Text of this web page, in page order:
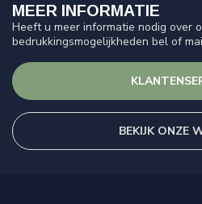
MEER INFORMATIE
Heeft u meer informatie nodig over
bedrukkingsmogelijkheden bel of
BEKIJK ONZE